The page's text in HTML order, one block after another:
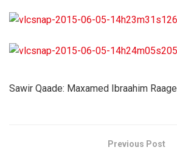
Sawir Qaade: Maxamed Ibraahim Raage
Previous Post